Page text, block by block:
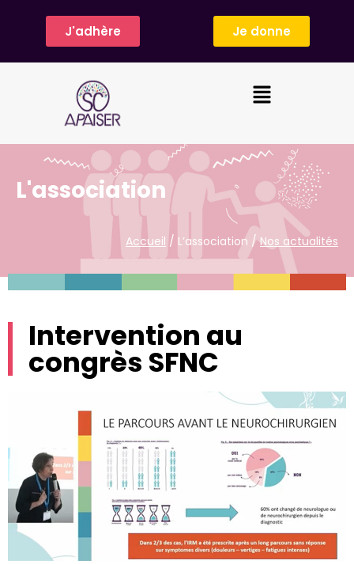
J'adhère Je donne
L'association
Accueil / L’association /Nos actualités
Intervention au
congrès SFNC